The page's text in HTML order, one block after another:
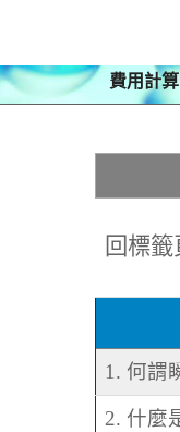
費用計算
回標籤
1. 何謂
2. 什麼